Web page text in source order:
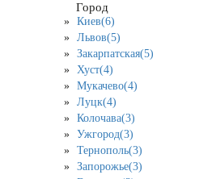
Город
Киев(6)
Львов(5)
Закарпатская(5)
Хуст(4)
Мукачево(4)
Луцк(4)
Колочава(3)
Ужгород(3)
Тернополь(3)
Запорожье(3)